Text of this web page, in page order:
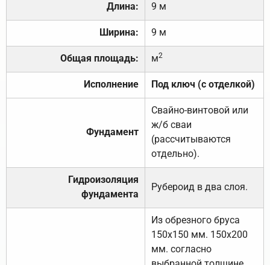
Длина: 9 м
Ширина: 9 м
Общая площадь: м2
Исполнение Под ключ (с отделкой)
Фундамент
Свайно-винтовой или
ж/б сваи
(рассчитываются
отдельно).
Гидроизоляция
фундамента
Рубероид в два слоя.
Из обрезного бруса
150х150 мм. 150х200
мм. согласно